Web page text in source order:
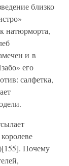
близко
натюрморта,
и в
его
салфетка,
Почему